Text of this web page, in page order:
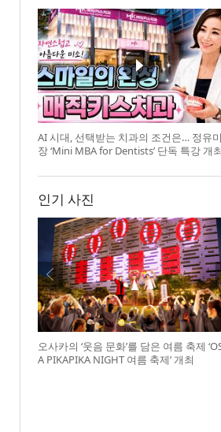
AI 시대, 선택받는 치과의 조건은… 정유
장 ‘Mini MBA for Dentists’ 단독 특강 개최
인기 사진
오사카의 ‘웃음 문화’를 담은 여름 축제
A PIKAPIKA NIGHT 여름 축제’ 개최